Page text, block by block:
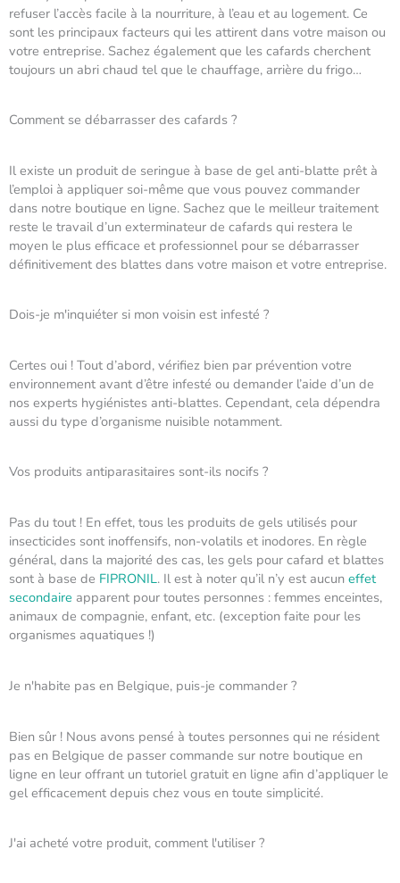
refuser l’accès facile à la nourriture, à l’eau et au logement. Ce
sont les principaux facteurs qui les attirent dans votre maison ou
votre entreprise. Sachez également que les cafards cherchent
toujours un abri chaud tel que le chauffage, arrière du frigo…
Comment se débarrasser des cafards ?
Il existe un produit de seringue à base de gel anti-blatte prêt à
l’emploi à appliquer soi-même que vous pouvez commander
dans notre boutique en ligne. Sachez que le meilleur traitement
reste le travail d’un exterminateur de cafards qui restera le
moyen le plus efficace et professionnel pour se débarrasser
définitivement des blattes dans votre maison et votre entreprise.
Dois-je m'inquiéter si mon voisin est infesté ?
Certes oui ! Tout d’abord, vérifiez bien par prévention votre
environnement avant d’être infesté ou demander l’aide d’un de
nos experts hygiénistes anti-blattes. Cependant, cela dépendra
aussi du type d’organisme nuisible notamment.
Vos produits antiparasitaires sont-ils nocifs ?
Pas du tout ! En effet, tous les produits de gels utilisés pour
insecticides sont inoffensifs, non-volatils et inodores. En règle
général, dans la majorité des cas, les gels pour cafard et blattes
sont à base de FIPRONIL. Il est à noter qu’il n’y est aucun effet
secondaire apparent pour toutes personnes : femmes enceintes,
animaux de compagnie, enfant, etc. (exception faite pour les
organismes aquatiques !)
Je n'habite pas en Belgique, puis-je commander ?
Bien sûr ! Nous avons pensé à toutes personnes qui ne résident
pas en Belgique de passer commande sur notre boutique en
ligne en leur offrant un tutoriel gratuit en ligne afin d’appliquer le
gel efficacement depuis chez vous en toute simplicité.
J'ai acheté votre produit, comment l'utiliser ?